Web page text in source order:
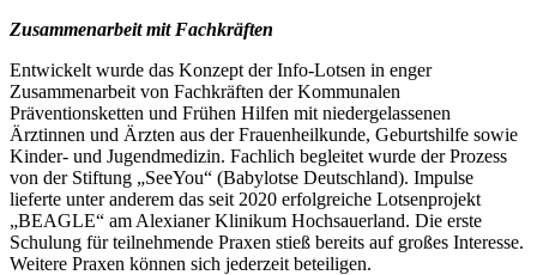
Zusammenarbeit mit Fachkräften
Entwickelt wurde das Konzept der Info-Lotsen in enger
Zusammenarbeit von Fachkräften der Kommunalen
Präventionsketten und Frühen Hilfen mit niedergelassenen
Ärztinnen und Ärzten aus der Frauenheilkunde, Geburtshilfe sowie
Kinder- und Jugendmedizin. Fachlich begleitet wurde der Prozess
von der Stiftung „SeeYou“ (Babylotse Deutschland). Impulse
lieferte unter anderem das seit 2020 erfolgreiche Lotsenprojekt
„BEAGLE“ am Alexianer Klinikum Hochsauerland. Die erste
Schulung für teilnehmende Praxen stieß bereits auf großes Interesse.
Weitere Praxen können sich jederzeit beteiligen.